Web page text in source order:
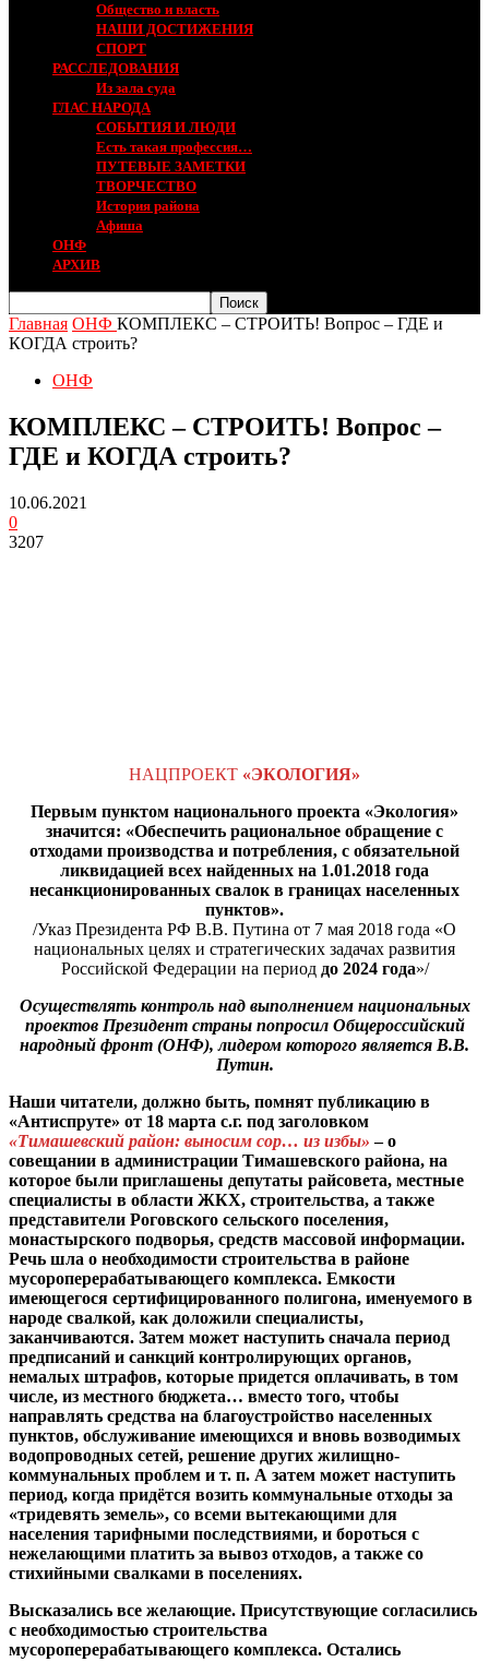
Общество и власть
НАШИ ДОСТИЖЕНИЯ
СПОРТ
РАССЛЕДОВАНИЯ
Из зала суда
ГЛАС НАРОДА
СОБЫТИЯ И ЛЮДИ
Есть такая профессия…
ПУТЕВЫЕ ЗАМЕТКИ
ТВОРЧЕСТВО
История района
Афиша
ОНФ
АРХИВ
Главная ОНФ КОМПЛЕКС – СТРОИТЬ! Вопрос – ГДЕ и
КОГДА строить?
ОНФ
КОМПЛЕКС – СТРОИТЬ! Вопрос –
ГДЕ и КОГДА строить?
10.06.2021
0
3207
НАЦПРОЕКТ «ЭКОЛОГИЯ»
Первым пунктом национального проекта «Экология»
значится: «Обеспечить рациональное обращение с
отходами производства и потребления, с обязательной
ликвидацией всех найденных на 1.01.2018 года
несанкционированных свалок в границах населенных
пунктов».
/Указ Президента РФ В.В. Путина от 7 мая 2018 года «О
национальных целях и стратегических задачах развития
Российской Федерации на период до 2024 года»/
Осуществлять контроль над выполнением национальных
проектов Президент страны попросил Общероссийский
народный фронт (ОНФ), лидером которого является В.В.
Путин.
Наши читатели, должно быть, помнят публикацию в
«Антиспруте» от 18 марта с.г. под заголовком
«Тимашевский район: выносим сор… из избы» – о
совещании в администрации Тимашевского района, на
которое были приглашены депутаты райсовета, местные
специалисты в области ЖКХ, строительства, а также
представители Роговского сельского поселения,
монастырского подворья, средств массовой информации.
Речь шла о необходимости строительства в районе
мусороперерабатывающего комплекса. Емкости
имеющегося сертифицированного полигона, именуемого в
народе свалкой, как доложили специалисты,
заканчиваются. Затем может наступить сначала период
предписаний и санкций контролирующих органов,
немалых штрафов, которые придется оплачивать, в том
числе, из местного бюджета… вместо того, чтобы
направлять средства на благоустройство населенных
пунктов, обслуживание имеющихся и вновь возводимых
водопроводных сетей, решение других жилищно-
коммунальных проблем и т. п. А затем может наступить
период, когда придётся возить коммунальные отходы за
«тридевять земель», со всеми вытекающими для
населения тарифными последствиями, и бороться с
нежелающими платить за вывоз отходов, а также со
стихийными свалками в поселениях.
Высказались все желающие. Присутствующие согласились
с необходимостью строительства
мусороперерабатывающего комплекса. Остались